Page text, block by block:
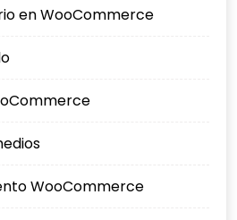
en WooCommerce
WooCommerce